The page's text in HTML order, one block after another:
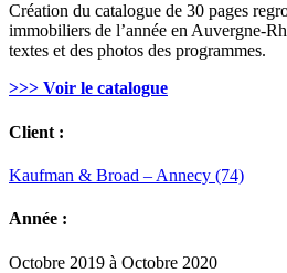
Création du catalogue de 30 pages
immobiliers de l’année en Auvergne-
textes et des photos des programmes.
>>> Voir le catalogue
Client :
Kaufman & Broad – Annecy (74)
Année :
Octobre 2019 à Octobre 2020